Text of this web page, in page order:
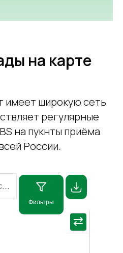
на карте
широкую сеть
регулярные
на пукнты приёма
России.
Фильтры
×
⇄